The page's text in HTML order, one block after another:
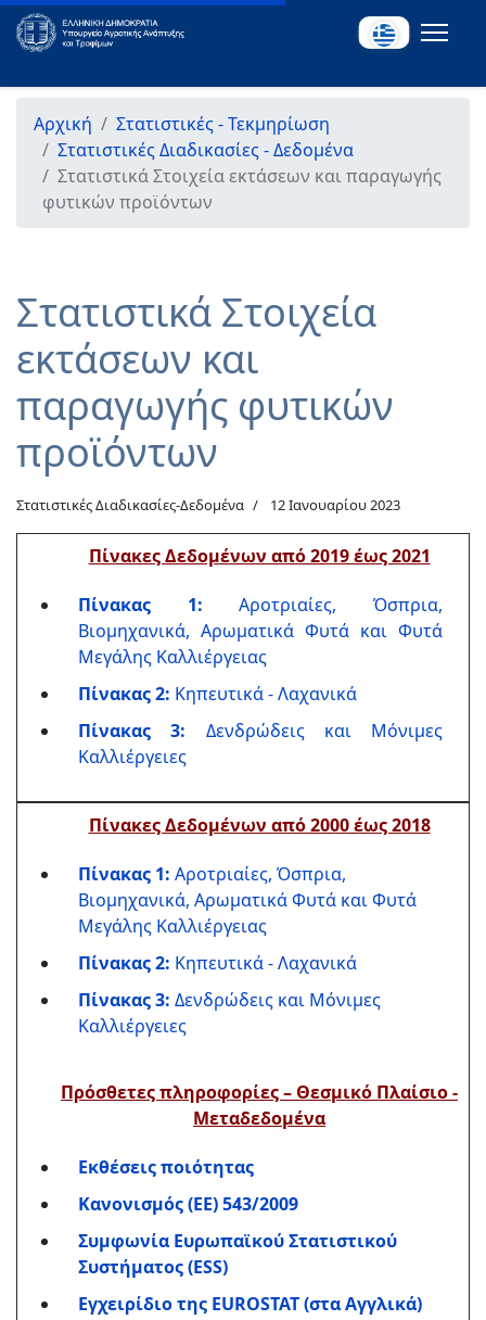
Αρχική
Στατιστικές - Τεκμηρίωση
Στατιστικές Διαδικασίες - Δεδομένα
Στατιστικά Στοιχεία εκτάσεων και παραγωγής
φυτικών προϊόντων
Στατιστικά Στοιχεία
εκτάσεων και
παραγωγής φυτικών
προϊόντων
Στατιστικές Διαδικασίες-Δεδομένα 12 Ιανουαρίου 2023
Πίνακες Δεδομένων από 2019 έως 2021
Πίνακας 1: Αροτριαίες, Όσπρια,
Βιομηχανικά, Αρωματικά Φυτά και Φυτά
Μεγάλης Καλλιέργειας
Πίνακας 2: Κηπευτικά - Λαχανικά
Πίνακας 3: Δενδρώδεις και Μόνιμες
Καλλιέργειες
Πίνακες Δεδομένων από 2000 έως 2018
Πίνακας 1: Αροτριαίες, Όσπρια,
Βιομηχανικά, Αρωματικά Φυτά και Φυτά
Μεγάλης Καλλιέργειας
Πίνακας 2: Κηπευτικά - Λαχανικά
Πίνακας 3: Δενδρώδεις και Μόνιμες
Καλλιέργειες
Πρόσθετες πληροφορίες – Θεσμικό Πλαίσιο -
Μεταδεδομένα
Εκθέσεις ποιότητας
Κανονισμός (ΕΕ) 543/2009
Συμφωνία Ευρωπαϊκού Στατιστικού
Συστήματος (ESS)
Εγχειρίδιο της EUROSTAT (στα Αγγλικά)